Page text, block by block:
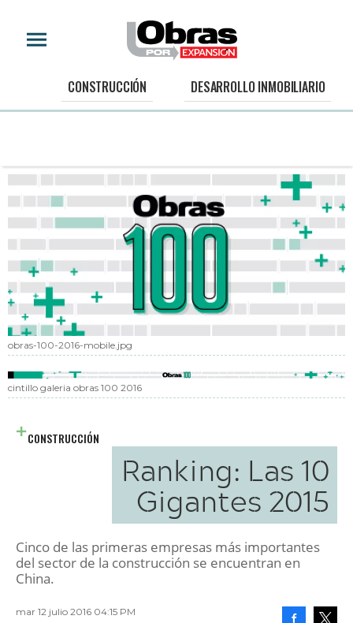
CONSTRUCCIÓN DESARROLLO INMOBILIARIO
obras-100-2016-mobile.jpg
cintillo galeria obras 100 2016
CONSTRUCCIÓN
Ranking: Las 10
Gigantes 2015
Cinco de las primeras empresas más importantes
del sector de la construcción se encuentran en
China.
mar 12 julio 2016 04:15 PM